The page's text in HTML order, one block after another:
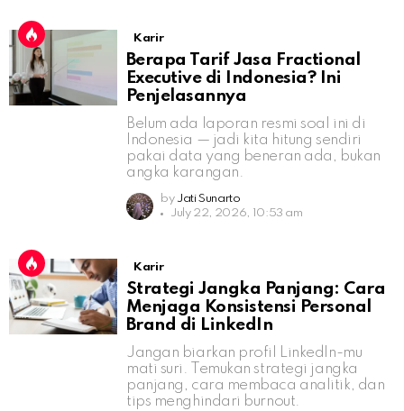
Karir
Berapa Tarif Jasa Fractional
Executive di Indonesia? Ini
Penjelasannya
Belum ada laporan resmi soal ini di
Indonesia — jadi kita hitung sendiri
pakai data yang beneran ada, bukan
angka karangan.
by Jati Sunarto
July 22, 2026, 10:53 am
Karir
Strategi Jangka Panjang: Cara
Menjaga Konsistensi Personal
Brand di LinkedIn
Jangan biarkan profil LinkedIn-mu
mati suri. Temukan strategi jangka
panjang, cara membaca analitik, dan
tips menghindari burnout.